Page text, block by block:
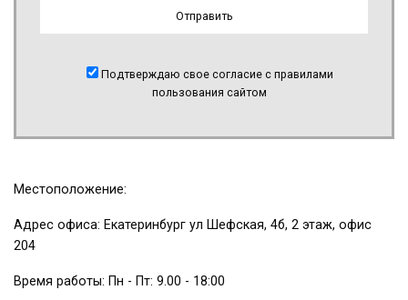
Подтверждаю свое согласие с правилами
пользования сайтом
Местоположение:
Адрес офиса: Екатеринбург ул Шефская, 4б, 2 этаж, офис
204
Время работы: Пн - Пт: 9.00 - 18:00